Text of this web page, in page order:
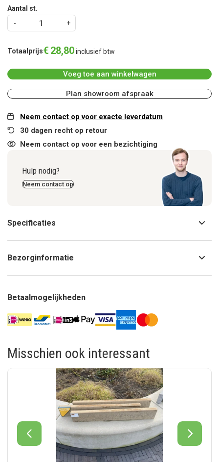
Aantal st.
Totaalprijs€ 28,80inclusief btw
Voeg toe aan winkelwagen
Plan showroom afspraak
Neem contact op voor exacte leverdatum
30 dagen recht op retour
Neem contact op voor een bezichtiging
Hulp nodig?
Neem contact op
Specificaties
Bezorginformatie
Betaalmogelijkheden
Misschien ook interessant